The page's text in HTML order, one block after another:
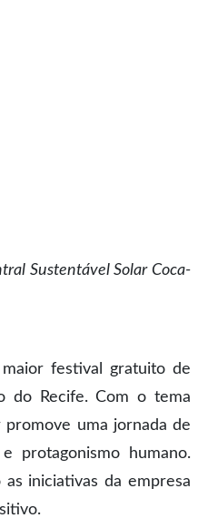
Sustentável Solar Coca-
maior festival gratuito de
do Recife. Com o tema
promove uma jornada de
protagonismo humano.
iniciativas da empresa